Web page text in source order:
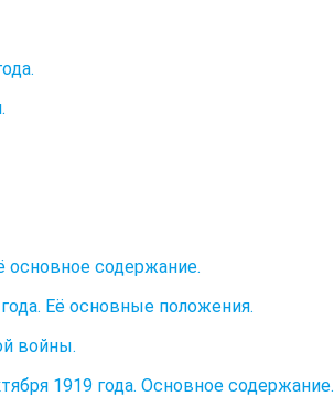
основное содержание.
Её основные положения.
войны.
1919 года. Основное содержание.